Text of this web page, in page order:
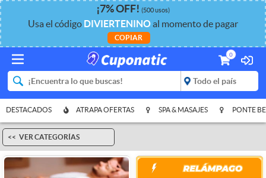
¡7%OFF! (500 usos)
Usa el código DIVIERTENINOal momento de pagar
COPIAR
0
DESTACADOS ATRAPA OFERTAS SPA & MASAJES PONTE
VER CATEGORÍAS